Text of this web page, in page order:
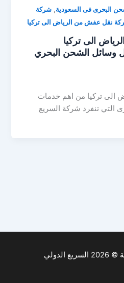
البحرى فى السعودية,شركة
نقل عفش من الرياض الى تركيا
الى تركيا
بأفضل وسائل الشحن البحري
تركيا من اهم خدمات
التي تنفرد شركة السريع